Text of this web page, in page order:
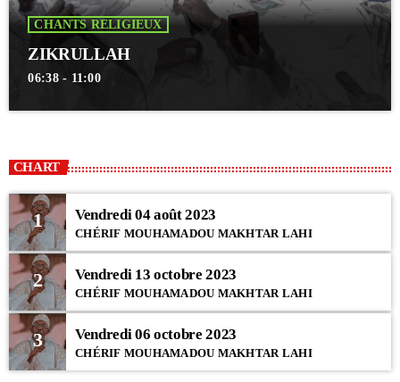
CHANTS RELIGIEUX
ZIKRULLAH
06:38 - 11:00
CHART
1 Vendredi 04 août 2023
CHÉRIF MOUHAMADOU MAKHTAR LAHI
2 Vendredi 13 octobre 2023
CHÉRIF MOUHAMADOU MAKHTAR LAHI
3 Vendredi 06 octobre 2023
CHÉRIF MOUHAMADOU MAKHTAR LAHI